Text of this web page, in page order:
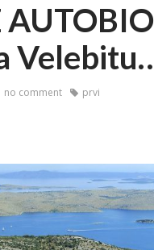
no comment prvi